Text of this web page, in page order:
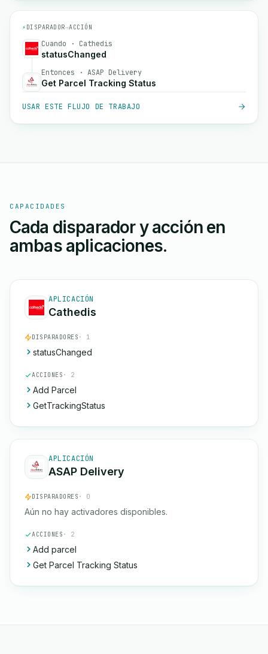
⚡ DISPARADOR→ACCIÓN
Cuando · Cathedis
statusChanged
Entonces · ASAP Delivery
Get Parcel Tracking Status
USAR ESTE FLUJO DE TRABAJO
CAPACIDADES
Cada disparador y acción en
ambas aplicaciones.
APLICACIÓN
Cathedis
DISPARADORES · 1
statusChanged
ACCIONES · 2
Add Parcel
GetTrackingStatus
APLICACIÓN
ASAP Delivery
DISPARADORES · 0
Aún no hay activadores disponibles.
ACCIONES · 2
Add parcel
Get Parcel Tracking Status